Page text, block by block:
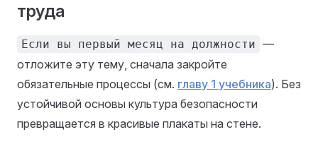
труда
Если вы первый месяц на должности —
отложите эту тему, сначала закройте
обязательные процессы (см. главу 1 учебника). Без
устойчивой основы культура безопасности
превращается в красивые плакаты на стене.